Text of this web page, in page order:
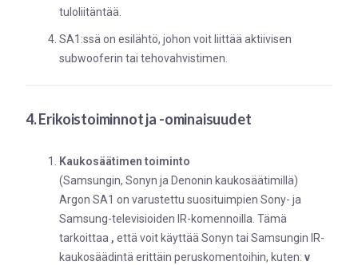
tuloliitäntää.
SA1:ssä on esilähtö, johon voit liittää aktiivisen
subwooferin tai tehovahvistimen.
4. Erikoistoiminnot ja -ominaisuudet
Kaukosäätimen toiminto
(Samsungin, Sonyn ja Denonin kaukosäätimillä)
Argon SA1 on varustettu suosituimpien Sony- ja
Samsung-televisioiden IR-komennoilla. Tämä
tarkoittaa , että voit käyttää Sonyn tai Samsungin IR-
kaukosäädintä erittäin peruskomentoihin, kuten: v